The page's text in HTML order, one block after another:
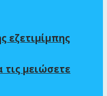
εζετιμίμπης
μειώσετε